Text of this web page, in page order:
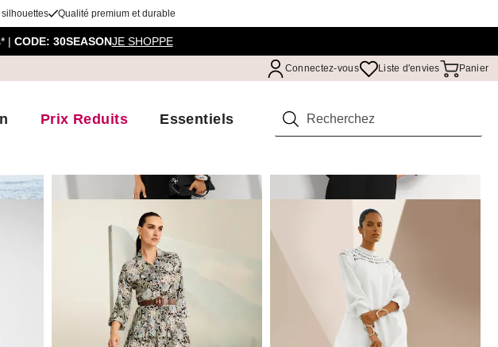
Qualité premium et durable
| CODE: 30SEASONJE SHOPPE
Connectez-vous Liste d'envies Panier
Prix Reduits Essentiels Rechercher